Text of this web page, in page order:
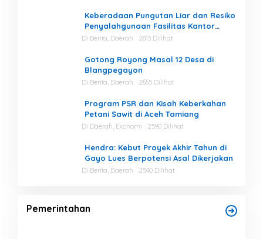
Keberadaan Pungutan Liar dan Resiko
Penyalahgunaan Fasilitas Kantor
Masih Tinggi di Gayo Lues.
Di Berita, Daerah 2813 Dilihat
Gotong Royong Masal 12 Desa di
Blangpegayon
Di Berita, Daerah 2665 Dilihat
Program PSR dan Kisah Keberkahan
Petani Sawit di Aceh Tamiang
Di Daerah, Ekonomi 2590 Dilihat
Hendra: Kebut Proyek Akhir Tahun di
Gayo Lues Berpotensi Asal Dikerjakan
Di Berita, Daerah 2540 Dilihat
Pemerintahan